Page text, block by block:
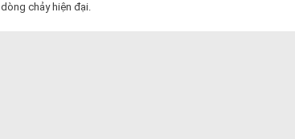
dòng chảy hiện đại.